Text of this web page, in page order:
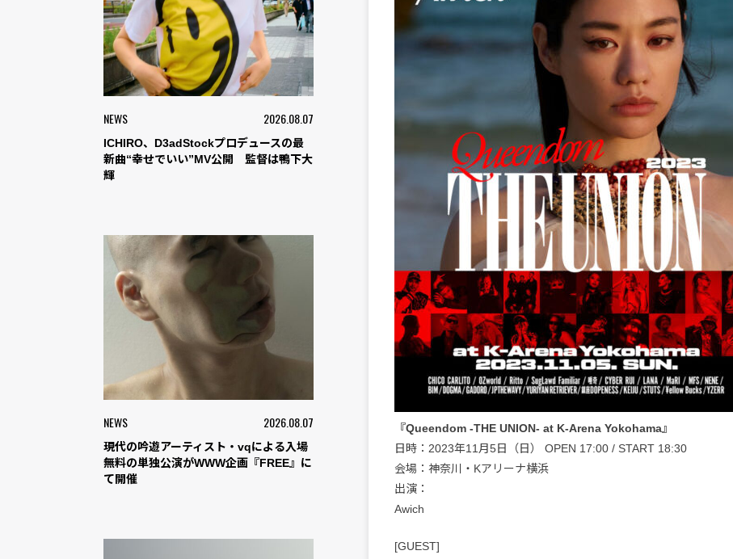
NEWS 2026.08.07
ICHIRO、D3adStockプロデュースの最
新曲“幸せでいい”MV公開 監督は鴨下大
輝
NEWS 2026.08.07
現代の吟遊アーティスト・vqによる入場
無料の単独公演がWWW企画『FREE』に
て開催
『Queendom -THE UNION- at K-Arena Yokohama』
日時：2023年11月5日（日） OPEN 17:00 / START 18:30
会場：神奈川・Kアリーナ横浜
出演：
Awich
[GUEST]